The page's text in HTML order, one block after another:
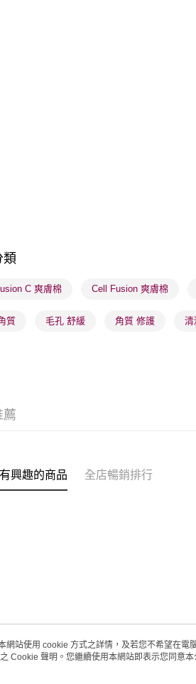
類
C 爽膚棉 Cell Fusion 爽膚棉
質 毛孔 舒緩 角質 修護 清
薦
興趣的商品 全店暢銷排行
關於我們
網站使用 cookie 方式之詳情，及若您不希望在電
之 Cookie 聲明。您繼續使用本網站即表示您同意